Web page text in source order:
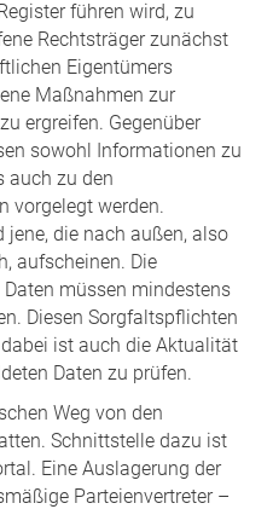
führen wird, zu
Rechtsträger zunächst
Eigentümers
Maßnahmen zur
ergreifen. Gegenüber
sowohl Informationen zu
auch zu den
vorgelegt werden.
jene, die nach außen, also
aufscheinen. Die
müssen mindestens
Diesen Sorgfaltspflichten
ist auch die Aktualität
Daten zu prüfen.
Weg von den
Schnittstelle dazu ist
Eine Auslagerung der
Parteienvertreter –